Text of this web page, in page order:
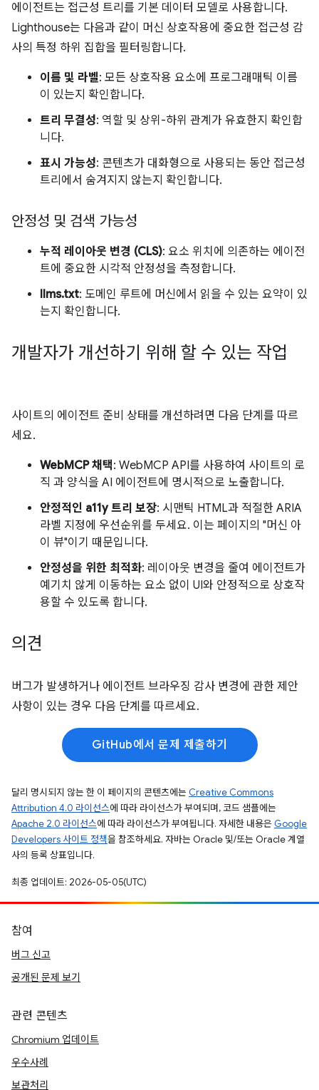
에이전트는 접근성 트리를 기본 데이터 모델로 사용합니다.
Lighthouse는 다음과 같이 머신 상호작용에 중요한 접근성 감
사의 특정 하위 집합을 필터링합니다.
이름 및 라벨: 모든 상호작용 요소에 프로그래매틱 이름
이 있는지 확인합니다.
트리 무결성: 역할 및 상위-하위 관계가 유효한지 확인합
니다.
표시 가능성: 콘텐츠가 대화형으로 사용되는 동안 접근성
트리에서 숨겨지지 않는지 확인합니다.
안정성 및 검색 가능성
누적 레이아웃 변경 (CLS): 요소 위치에 의존하는 에이전
트에 중요한 시각적 안정성을 측정합니다.
llms.txt: 도메인 루트에 머신에서 읽을 수 있는 요약이 있
는지 확인합니다.
개발자가 개선하기 위해 할 수 있는 작업
사이트의 에이전트 준비 상태를 개선하려면 다음 단계를 따르
세요.
WebMCP 채택: WebMCP API를 사용하여 사이트의 로
직 과 양식을 AI 에이전트에 명시적으로 노출합니다.
안정적인 a11y 트리 보장: 시맨틱 HTML과 적절한 ARIA
라벨 지정에 우선순위를 두세요. 이는 페이지의 "머신 아
이 뷰"이기 때문입니다.
안정성을 위한 최적화: 레이아웃 변경을 줄여 에이전트가
예기치 않게 이동하는 요소 없이 UI와 안정적으로 상호작
용할 수 있도록 합니다.
의견
버그가 발생하거나 에이전트 브라우징 감사 변경에 관한 제안
사항이 있는 경우 다음 단계를 따르세요.
GitHub에서 문제 제출하기
달리 명시되지 않는 한 이 페이지의 콘텐츠에는 Creative Commons
Attribution 4.0 라이선스에 따라 라이선스가 부여되며, 코드 샘플에는
Apache 2.0 라이선스에 따라 라이선스가 부여됩니다. 자세한 내용은 Google
Developers 사이트 정책을 참조하세요. 자바는 Oracle 및/또는 Oracle 계열
사의 등록 상표입니다.
최종 업데이트: 2026-05-05(UTC)
참여
버그 신고
공개된 문제 보기
관련 콘텐츠
Chromium 업데이트
우수사례
보관처리